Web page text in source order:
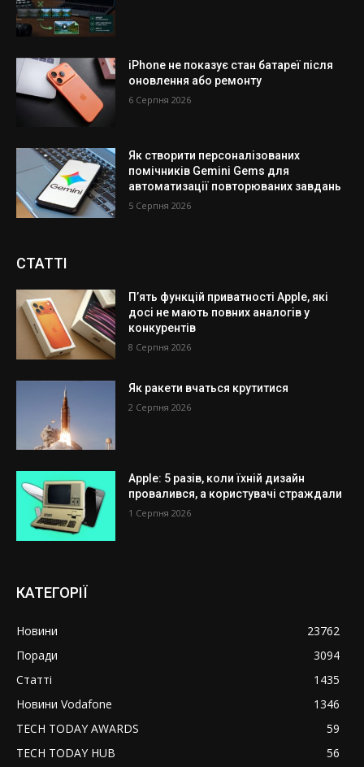
iPhone не показує стан батареї після
оновлення або ремонту
6 Серпня 2026
Як створити персоналізованих
помічників Gemini Gems для
автоматизації повторюваних завдань
5 Серпня 2026
СТАТТІ
П’ять функцій приватності Apple, які
досі не мають повних аналогів у
конкурентів
8 Серпня 2026
Як ракети вчаться крутитися
2 Серпня 2026
Apple: 5 разів, коли їхній дизайн
провалився, а користувачі страждали
1 Серпня 2026
КАТЕГОРІЇ
Новини
23762
Поради
3094
Статті
1435
Новини Vodafone
1346
TECH TODAY AWARDS
59
TECH TODAY HUB
56